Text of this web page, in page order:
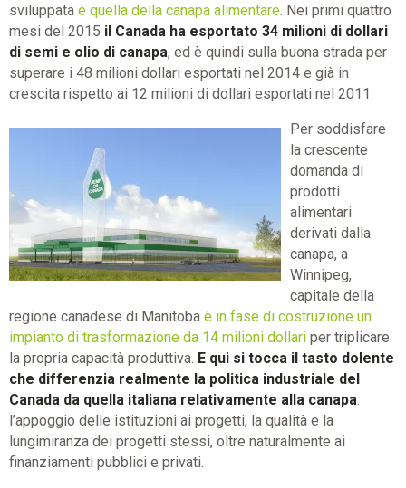
sviluppata è quella della canapa alimentare. Nei primi quattro
mesi del 2015 il Canada ha esportato 34 milioni di dollari
di semi e olio di canapa, ed è quindi sulla buona strada per
superare i 48 milioni dollari esportati nel 2014 e già in
crescita rispetto ai 12 milioni di dollari esportati nel 2011.
Per soddisfare
la crescente
domanda di
prodotti
alimentari
derivati dalla
canapa, a
Winnipeg,
capitale della
regione canadese di Manitoba è in fase di costruzione un
impianto di trasformazione da 14 milioni dollari per triplicare
la propria capacità produttiva. E qui si tocca il tasto dolente
che differenzia realmente la politica industriale del
Canada da quella italiana relativamente alla canapa:
l’appoggio delle istituzioni ai progetti, la qualità e la
lungimiranza dei progetti stessi, oltre naturalmente ai
finanziamenti pubblici e privati.